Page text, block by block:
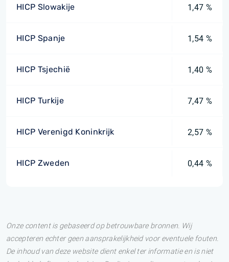
HICP Slowakije 1,47 %
HICP Spanje 1,54 %
HICP Tsjechië 1,40 %
HICP Turkije 7,47 %
HICP Verenigd Koninkrijk 2,57 %
HICP Zweden 0,44 %
Onze content is gebaseerd op betrouwbare bronnen. Wij
accepteren echter geen aansprakelijkheid voor eventuele fouten.
De inhoud van deze website dient enkel ter informatie en is niet